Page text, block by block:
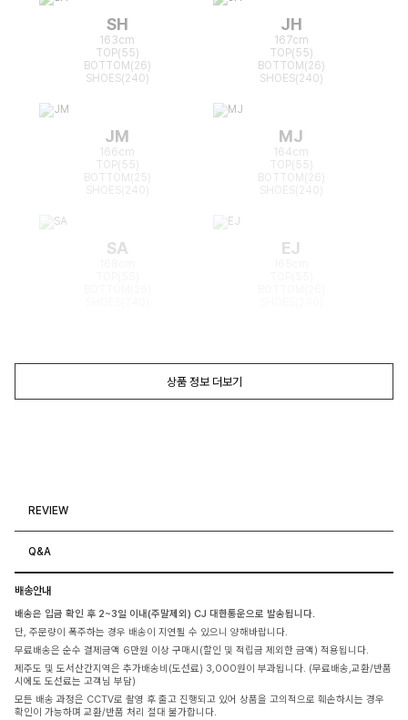
SH
163cm
TOP(55)
BOTTOM(26)
SHOES(240)
JH
167cm
TOP(55)
BOTTOM(26)
SHOES(240)
JM
166cm
TOP(55)
BOTTOM(25)
MJ
164cm
TOP(55)
BOTTOM(26)
SA EJ
상품 정보 더보기
REVIEW
Q&A
배송안내
배송은 입금 확인 후 2~3일 이내(주말제외) CJ 대한통운으로 발송됩니다.
단, 주문량이 폭주하는 경우 배송이 지연될 수 있으니 양해바랍니다.
무료배송은 순수 결제금액 6만원 이상 구매시(할인 및 적립금 제외한 금액) 적용됩니다.
제주도 및 도서산간지역은 추가배송비(도선료) 3,000원이 부과됩니다. (무료배송,교환/반품
시에도 도선료는 고객님 부담)
모든 배송 과정은 CCTV로 촬영 후 출고 진행되고 있어 상품을 고의적으로 훼손하시는 경우
확인이 가능하며 교환/반품 처리 절대 불가합니다.